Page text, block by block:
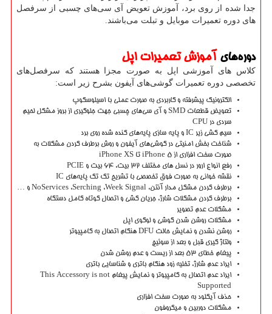
جدا شده از روی برد، آموزش تعویض آی سی‌های چسبی از سرفصل
های دوره تعمیرات موبایل و تبلت می‌باشند.
دوره‌های آموزش تعمیرات اپل
کلاس های آموزشی اپل به صورت مجزا هستند که سرفصل‌های
تخصصی دوره تعمیرات گوشی‌های آیفون بشرح زیر است:
الکترونیک پیشرفته و کاربردی به صورت عملی با اسیلوسکوپ
تعویض قطعات SMD و آی سی‌های چسبی جهت جلوگیری از بروز مشکل لحیم
سردی در CPU
سیم کشی زیر IC و پایه سازی پایه‌های کنده شده روی برد
شناخت بخش امنیتی در گوشی‌های آیفون و روش برطرف کردن مشکلات به
صورت سخت افزاری از iPhone 5 تا iPhone XS
رفع انواع ارور در نسل های مختلف 32 بیت، 64 بیت و PCIE
نقشه خوانی به صورت فوق تخصصی با تشریح تک تک پایه‌های IC
برطرف کردن مشکل مدار آنتن، NoServices ،Serching ،Week Signal و …
برطرف کردن مشکلات شارژ، جریان کشی و اتصال کوتاه کامل دستگاه
مشکلات عدم تصویر
مشکلات روشن شدن گوشی و لوگوی اپل
روشن نشدن و نمایش حالت DFU هنگام اتصال به کامپیوتر
ولتاژ گیری قبل و بعد از سوئیچ
پیغام خطای 53 بعد از ریست و عدم روشن شدن
ایراد عدم شارژ، تخلیه زود هنگام باتری و شناسایی باتری
ایراد عدم اتصال به کامپیوتر و نمایش پیغام This Accessory is not
Supported
حذف آیکلود به صورت سخت افزاری
مشکلات دوربین و میکروفون